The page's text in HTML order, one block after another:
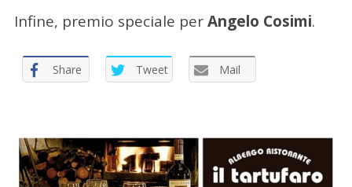
Infine, premio speciale perAngelo Cosimi.
Share Tweet Mail